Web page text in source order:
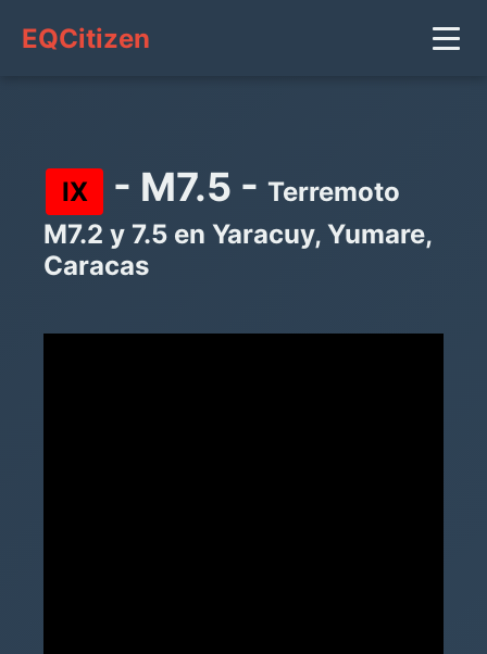
EQCitizen
IX - M7.5 - Terremoto
M7.2 y 7.5 en Yaracuy, Yumare,
Caracas